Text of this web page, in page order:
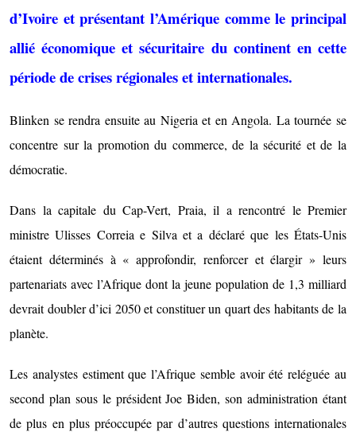
d’Ivoire et présentant l’Amérique comme le principal
allié économique et sécuritaire du continent en cette
période de crises régionales et internationales.
Blinken se rendra ensuite au Nigeria et en Angola. La tournée ​​se
concentre sur la promotion du commerce, de la sécurité et de la
démocratie.
Dans la capitale du Cap-Vert, Praia, il a rencontré le Premier
ministre Ulisses Correia e Silva et a déclaré que les États-Unis
étaient déterminés à « approfondir, renforcer et élargir » leurs
partenariats avec l’Afrique dont la jeune population de 1,3 milliard
devrait doubler d’ici 2050 et constituer un quart des habitants de la
planète.
Les analystes estiment que l’Afrique semble avoir été reléguée au
second plan sous le président Joe Biden, son administration étant
de plus en plus préoccupée par d’autres questions internationales